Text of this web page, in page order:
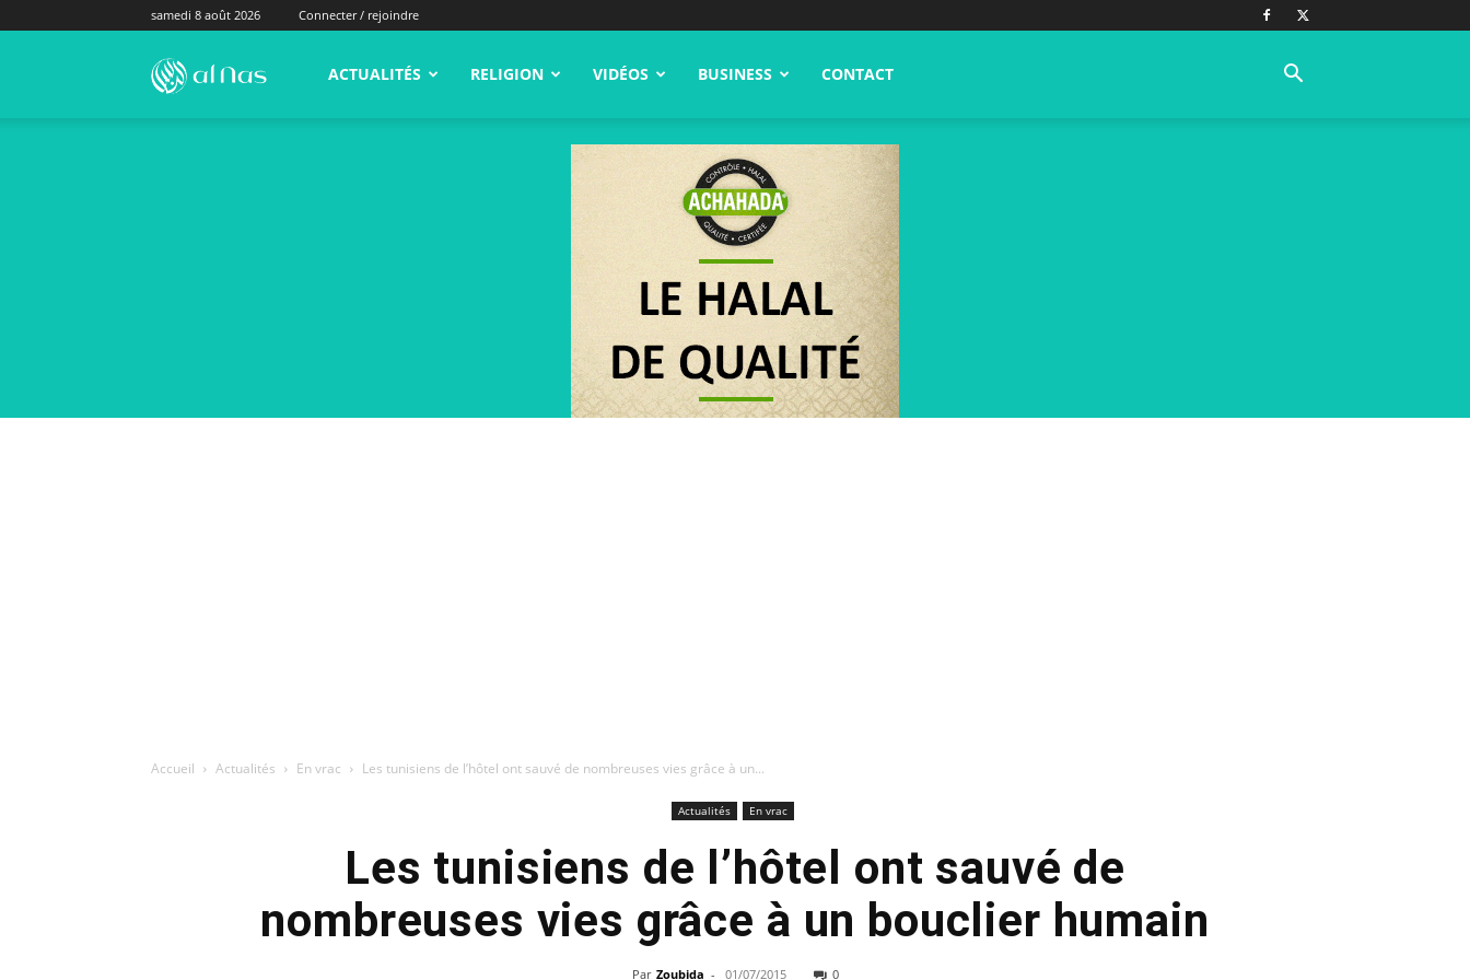
samedi 8 août 2026 Connecter / rejoindre
alNas.fr ACTUALITÉS RELIGION VIDÉOS BUSINESS CONTACT
Accueil Actualités En vrac Les tunisiens de l’hôtel ont sauvé de nombreuses vies grâce à un...
Actualités En vrac
Les tunisiens de l’hôtel ont sauvé de
nombreuses vies grâce à un bouclier humain
Par Zoubida - 01/07/2015 0